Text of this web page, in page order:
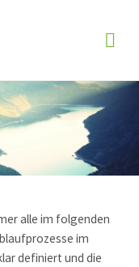
alle im folgenden
im
definiert und die